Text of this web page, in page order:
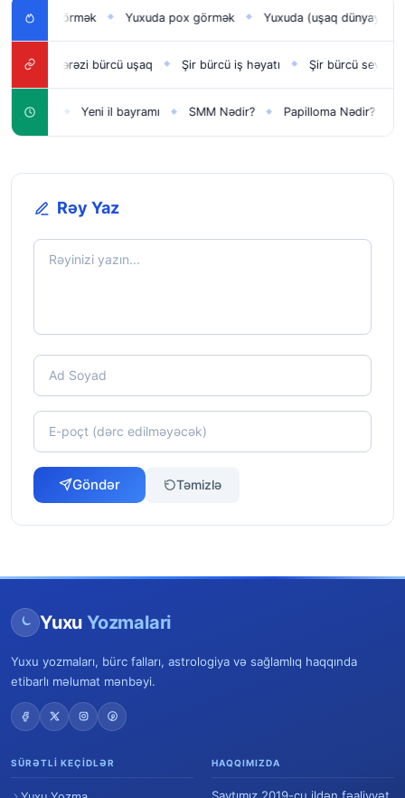
görmək ◆ Yuxuda pox görmək ◆ Yuxuda (uşaq dünyaya
Tərəzi bürcü uşaq ◆ Şir bürcü iş həyatı ◆ Şir bürcü sevdikləri
üçün Yeni il bayramı ◆ SMM Nədir? ◆ Papilloma Nədir? ◆
Rəy Yaz
Göndər Təmizlə
Yuxu Yozmalari
Yuxu yozmaları, bürc falları, astrologiya və sağlamlıq haqqında
etibarlı məlumat mənbəyi.
SÜRƏTLI KEÇIDLƏR HAQQIMIZDA
Saytımız 2019-cu ildən fəaliyyət